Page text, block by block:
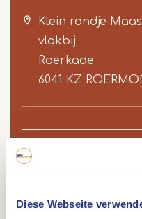
Diese Webseite
Klein rondje
vlakbij
Roerkade
6041 KZ
of
4